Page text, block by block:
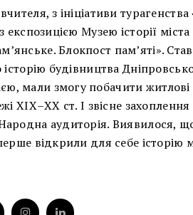
з ініціативи
експозицією Музею історії
Блокпост пам’яті».
будівництва
мали змогу побачити житлові
ХІХ–ХХ ст. І звісне
аудиторія. Виявилося,
відкрили для себе історію